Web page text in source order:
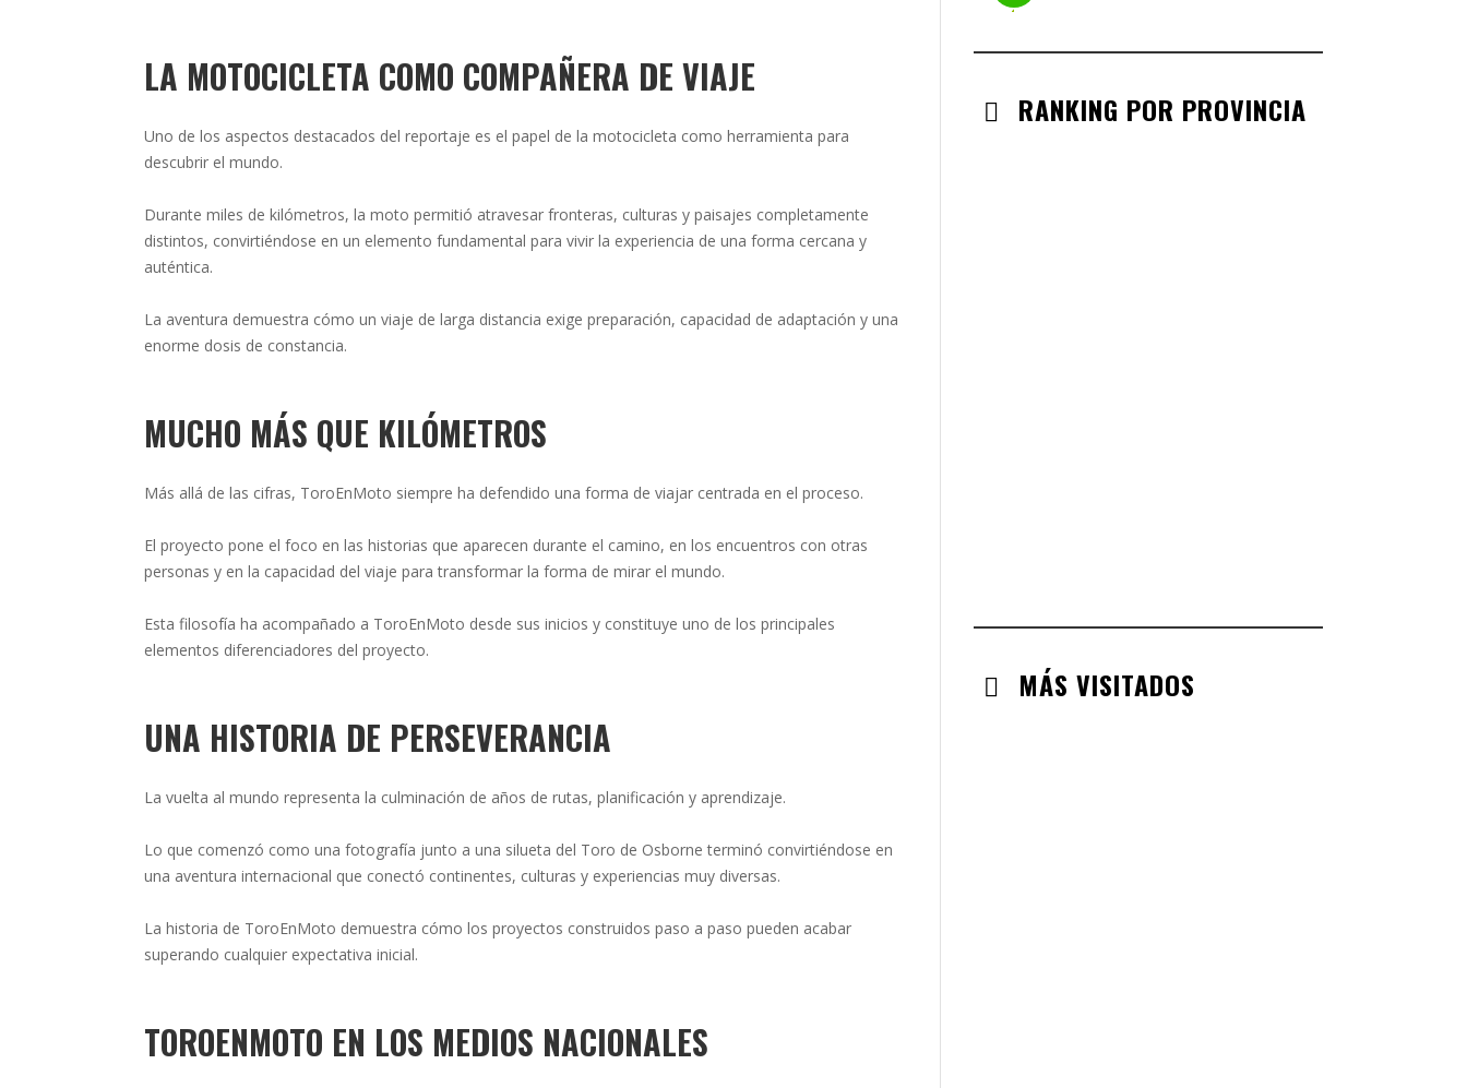
LA MOTOCICLETA COMO COMPAÑERA DE VIAJE
Uno de los aspectos destacados del reportaje es el papel de la motocicleta como herramienta para
descubrir el mundo.
Durante miles de kilómetros, la moto permitió atravesar fronteras, culturas y paisajes completamente
distintos, convirtiéndose en un elemento fundamental para vivir la experiencia de una forma cercana y
auténtica.
La aventura demuestra cómo un viaje de larga distancia exige preparación, capacidad de adaptación y una
enorme dosis de constancia.
MUCHO MÁS QUE KILÓMETROS
Más allá de las cifras, ToroEnMoto siempre ha defendido una forma de viajar centrada en el proceso.
El proyecto pone el foco en las historias que aparecen durante el camino, en los encuentros con otras
personas y en la capacidad del viaje para transformar la forma de mirar el mundo.
Esta filosofía ha acompañado a ToroEnMoto desde sus inicios y constituye uno de los principales
elementos diferenciadores del proyecto.
UNA HISTORIA DE PERSEVERANCIA
La vuelta al mundo representa la culminación de años de rutas, planificación y aprendizaje.
Lo que comenzó como una fotografía junto a una silueta del Toro de Osborne terminó convirtiéndose en
una aventura internacional que conectó continentes, culturas y experiencias muy diversas.
La historia de ToroEnMoto demuestra cómo los proyectos construidos paso a paso pueden acabar
superando cualquier expectativa inicial.
TOROENMOTO EN LOS MEDIOS NACIONALES
RANKING POR PROVINCIA
MÁS VISITADOS